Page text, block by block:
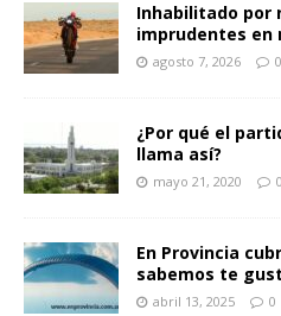
Inhabilitado por
imprudentes en
agosto 7, 2026 0
¿Por qué el
llama así?
mayo 21, 2020 0
En Provincia
sabemos te
abril 13, 2025 0